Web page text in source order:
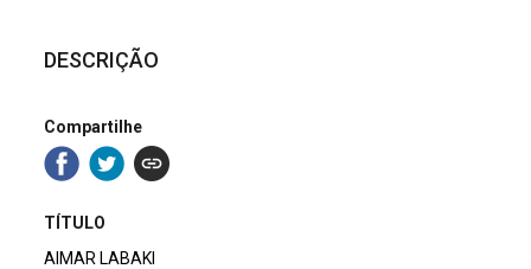
DESCRIÇÃO
Compartilhe
TÍTULO
AIMAR LABAKI